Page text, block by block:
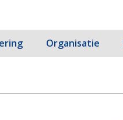
Organisatie